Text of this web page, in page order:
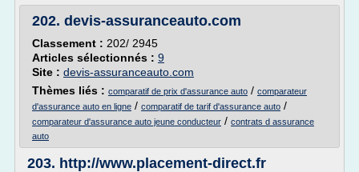
202. devis-assuranceauto.com
Classement : 202/ 2945
Articles sélectionnés : 9
Site : devis-assuranceauto.com
Thèmes liés : comparatif de prix d'assurance auto / comparateur
d'assurance auto en ligne / comparatif de tarif d'assurance auto /
comparateur d'assurance auto jeune conducteur / contrats d assurance
auto
203. http://www.placement-direct.fr